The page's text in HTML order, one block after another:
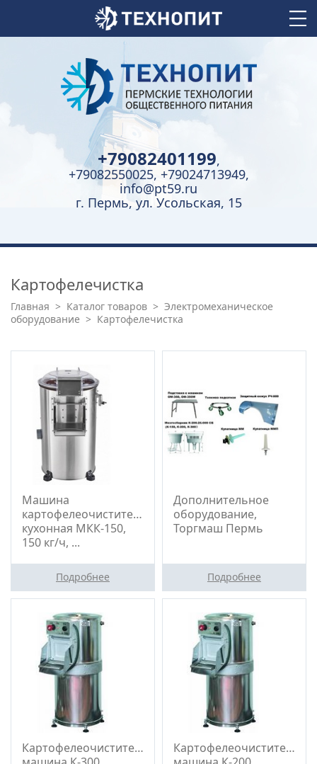
+79082401199,
+79082550025, +79024713949,
info@pt59.ru
г. Пермь, ул. Усольская, 15
Картофелечистка
Главная > Каталог товаров > Электромеханическое
оборудование > Картофелечистка
Машина
картофелеочистительная
кухонная МКК-150,
150 кг/ч, ...
Подробнее
Дополнительное
оборудование,
Торгмаш Пермь
Подробнее
Картофелеочистительная